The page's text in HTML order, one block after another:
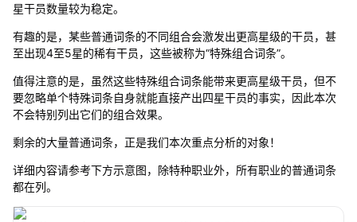
星干员数量较为稳定。
有趣的是，某些普通词条的不同组合会激发出更高星级的干员，甚
至出现4至5星的稀有干员，这些被称为“特殊组合词条”。
值得注意的是，虽然这些特殊组合词条能带来更高星级干员，但不
要忽略单个特殊词条自身就能直接产出四星干员的事实，因此本次
不会特别列出它们的组合效果。
剩余的大量普通词条，正是我们本次重点分析的对象！
详细内容请参考下方示意图，除特种职业外，所有职业的普通词条
都在列。